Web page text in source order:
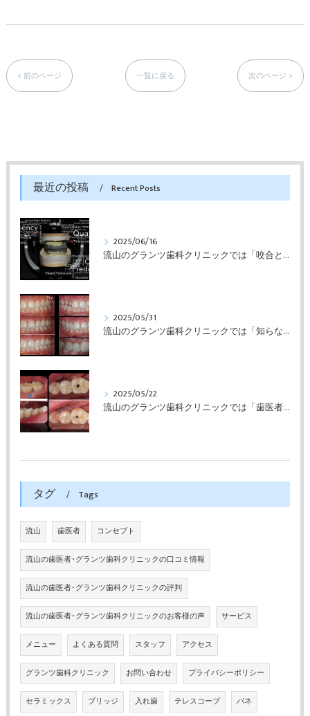
< 前のページ 一覧に戻る 次のページ >
最近の投稿 Recent Posts
2025/06/16
流山のグランツ歯科クリニックでは「咬合と審美」に特化した「補綴専門医」による診断・治療が受けられます。
2025/05/31
流山のグランツ歯科クリニックでは「知らない間に銀歯ばっかり」でもホワイトニングとセラミックスの専門治療が受けられます。
2025/05/22
流山のグランツ歯科クリニックでは「歯医者が怖い」方でもインプラントやセラミックスの治療が受けられます。
タグ Tags
流山 歯医者 コンセプト
流山の歯医者･グランツ歯科クリニックの口コミ情報
流山の歯医者･グランツ歯科クリニックの評判
流山の歯医者･グランツ歯科クリニックのお客様の声 サービス
メニュー よくある質問 スタッフ アクセス
グランツ歯科クリニック お問い合わせ プライバシーポリシー
セラミックス ブリッジ 入れ歯 テレスコープ バネ